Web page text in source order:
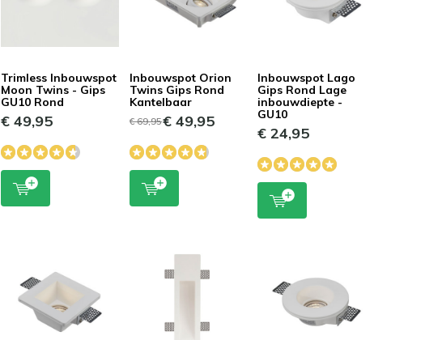
Trimless Inbouwspot
Moon Twins - Gips
GU10 Rond
€ 49,95
Inbouwspot Orion
Twins Gips Rond
Kantelbaar
€ 69,95€ 49,95
Inbouwspot Lago
Gips Rond Lage
inbouwdiepte -
GU10
€ 24,95